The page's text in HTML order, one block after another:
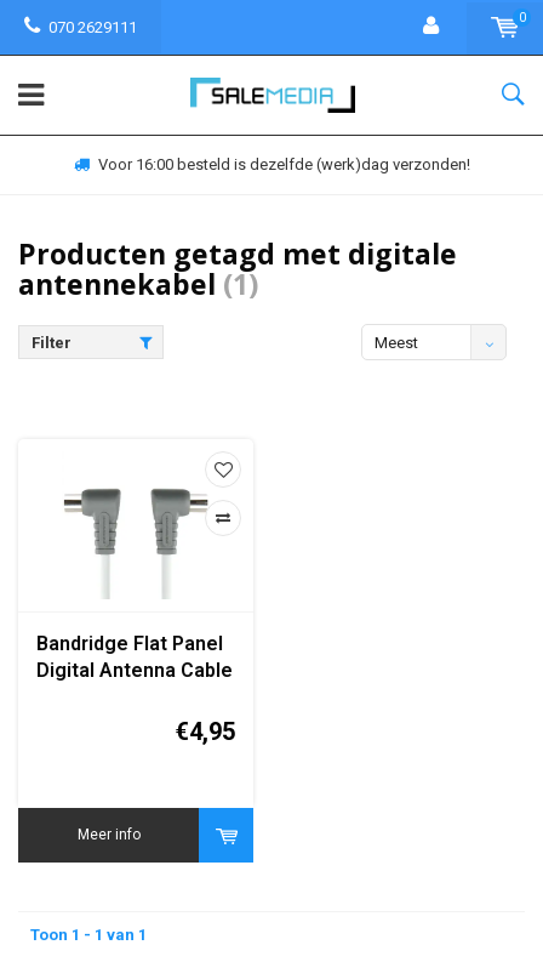
070 2629111
0
Voor 16:00 besteld is dezelfde (werk)dag verzonden!
Producten getagd met digitale
antennekabel (1)
Filter
Meest
Bandridge Flat Panel
Digital Antenna Cable
€4,95
Meer info
Toon 1 - 1 van 1